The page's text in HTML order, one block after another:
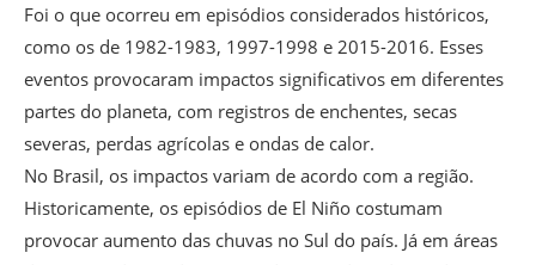
Foi o que ocorreu em episódios considerados históricos,
como os de 1982-1983, 1997-1998 e 2015-2016. Esses
eventos provocaram impactos significativos em diferentes
partes do planeta, com registros de enchentes, secas
severas, perdas agrícolas e ondas de calor.
No Brasil, os impactos variam de acordo com a região.
Historicamente, os episódios de El Niño costumam
provocar aumento das chuvas no Sul do país. Já em áreas